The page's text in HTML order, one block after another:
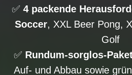
✅ 4 packende
Soccer, XXL Beer Pong,
Golf
✅ Rundum-sorglos-
Auf- und Abbau sowie